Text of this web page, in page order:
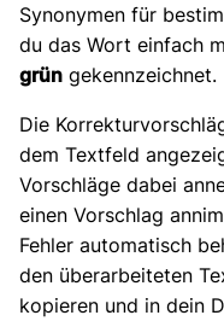
Synonymen für
du das Wort einfach
grün gekennzeichnet.
Die
dem Textfeld
Vorschläge dabei
einen Vorschlag
Fehler automatisch
den überarbeiteten
kopieren und in dein